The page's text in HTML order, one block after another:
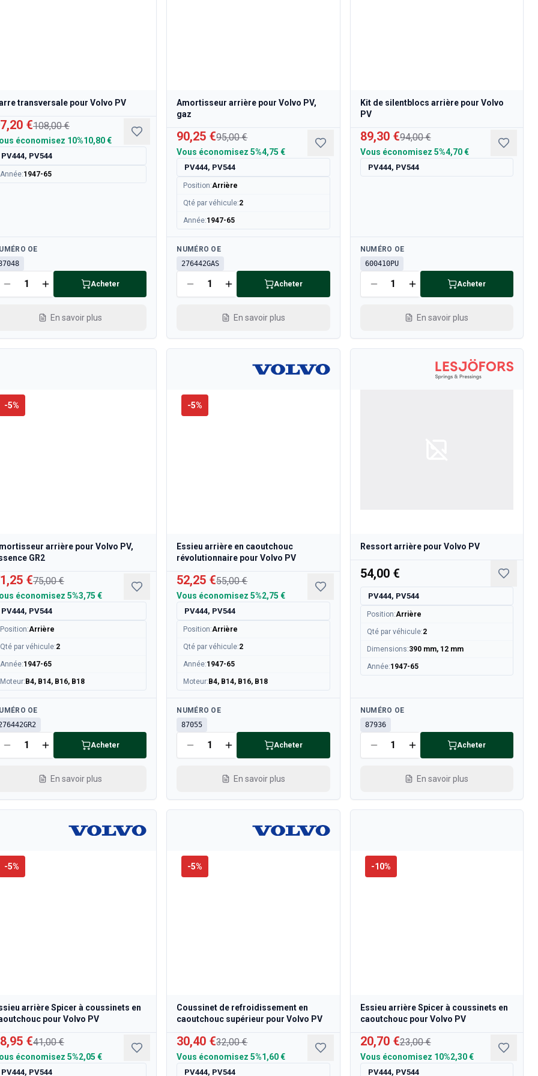
transversale pour Volvo PV
€108,00 €
économisez 10%10,80 €
PV444, PV544
Année:1947-65
OE
Acheter
En savoir plus
Amortisseur arrière pour Volvo PV,
gaz
90,25 €95,00 €
Vous économisez 5%4,75 €
PV444, PV544
Position:Arrière
Qté par véhicule:2
Année:1947-65
Disponible
NUMÉRO OE
276442GAS
Acheter
En savoir plus
Kit de silentblocs arrière pour Volvo
PV
89,30 €94,00 €
Vous économisez 5%4,70 €
PV444, PV544
Disponible
NUMÉRO OE
600410PU
Acheter
En savoir plus
-5%
arrière pour Volvo PV,
GR2
€75,00 €
économisez 5%3,75 €
PV444, PV544
Position:Arrière
Qté par véhicule:2
Année:1947-65
Moteur: B4, B14, B16, B18
OE
Acheter
En savoir plus
-5%
Essieu arrière en caoutchouc
révolutionnaire pour Volvo PV
52,25 €55,00 €
Vous économisez 5%2,75 €
PV444, PV544
Position:Arrière
Qté par véhicule:2
Année:1947-65
Moteur: B4, B14, B16, B18
Disponible
NUMÉRO OE
87055
Acheter
En savoir plus
Ressort arrière pour Volvo PV
54,00 €
PV444, PV544
Position:Arrière
Qté par véhicule:2
Dimensions:390 mm, 12 mm
Année:1947-65
Disponible
NUMÉRO OE
87936
Acheter
En savoir plus
-5%
arrière Spicer à coussinets en
pour Volvo PV
€41,00 €
économisez 5%2,05 €
PV444, PV544
-5%
Coussinet de refroidissement en
caoutchouc supérieur pour Volvo PV
30,40 €32,00 €
Vous économisez 5%1,60 €
PV444, PV544
-10%
Essieu arrière Spicer à coussinets en
caoutchouc pour Volvo PV
20,70 €23,00 €
Vous économisez 10%2,30 €
PV444, PV544